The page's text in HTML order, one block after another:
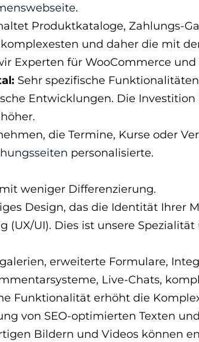
.
Produktkataloge, Zahlungs-
und daher die mit
Experten für WooCommerce und
Sehr spezifische
Entwicklungen. Die
die Termine, Kurse oder
personalisierte.
weniger Differenzierung.
Design, das die Identität Ihrer
UI). Dies ist unsere
erweiterte Formulare,
Live-Chats,
Funktionalität erhöht die
von SEO-optimierten Texten
Bildern und Videos können